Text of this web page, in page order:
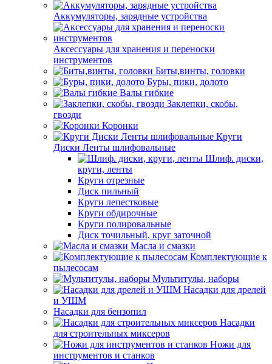
Аккумуляторы, зарядные устройства
Аксессуары для хранения и переноски
инструментов
Биты,винты, головки
Буры, пики, долото
Валы гибкие
Заклепки, скобы,
гвозди
Коронки
Круги
Диски Ленты шлифовальные
Шлиф. диски,
круги, ленты
Круги отрезные
Диск пильный
Круги лепестковые
Круги обдирочные
Круги полировальные
Диск точильный, круг заточной
Масла и смазки
Комплектующие к
пылесосам
Мультитулы, наборы
Насадки для дрелей
и УШМ
Насадки для бензопил
Насадки
для строительных миксеров
Ножи для
инструментов и станков